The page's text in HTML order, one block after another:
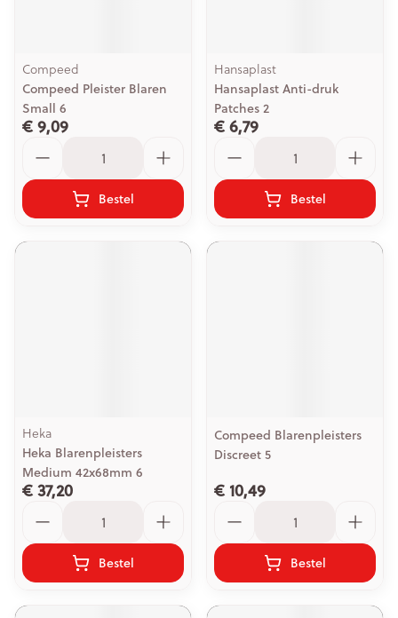
Compeed
Compeed Pleister Blaren
Small 6
€ 9,09
Bestel
Hansaplast
Hansaplast Anti-druk
Patches 2
€ 6,79
Bestel
Heka
Heka Blarenpleisters
Medium 42x68mm 6
€ 37,20
Bestel
Compeed Blarenpleisters
Discreet 5
€ 10,49
Bestel